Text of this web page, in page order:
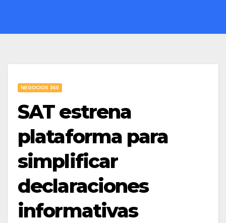
NEGOCIOS 360
SAT estrena
plataforma para
simplificar
declaraciones
informativas